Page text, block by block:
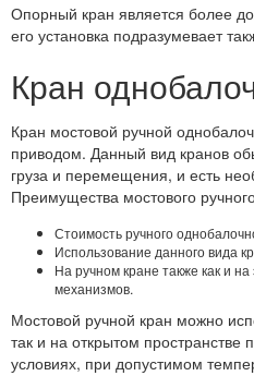
Опорный кран является более
его установка подразумевает
Кран
Кран мостовой ручной
приводом. Данный вид кранов
груза и перемещения, и есть
Преимущества мостового
Стоимость ручного
Использование данного вида
На ручном кране также как и
механизмов.
Мостовой ручной кран можно
так и на открытом
условиях, при допустимом